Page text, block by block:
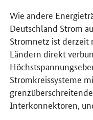
Wie andere
Deutschland Strom
Stromnetz ist
Ländern direkt
Stromkreissysteme
Interkonnektoren,